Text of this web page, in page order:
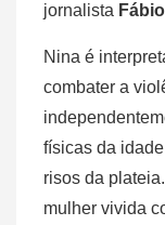
jornalista
Nina é
combater a
físicas da
risos da
mulher vivida